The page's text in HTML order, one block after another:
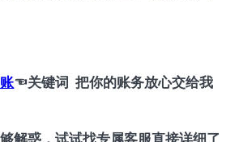
☜关键词 把你的账务放心交给我